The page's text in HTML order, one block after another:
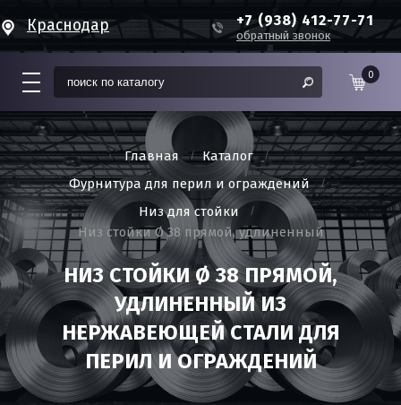
Краснодар +7 (938) 412-77-71
обратный звонок
0
Главная
Каталог
Фурнитура для перил и ограждений
Низ для стойки
Низ стойки Ø 38 прямой, удлиненный
НИЗ СТОЙКИ Ø 38 ПРЯМОЙ,
УДЛИНЕННЫЙ ИЗ
НЕРЖАВЕЮЩЕЙ СТАЛИ ДЛЯ
ПЕРИЛ И ОГРАЖДЕНИЙ